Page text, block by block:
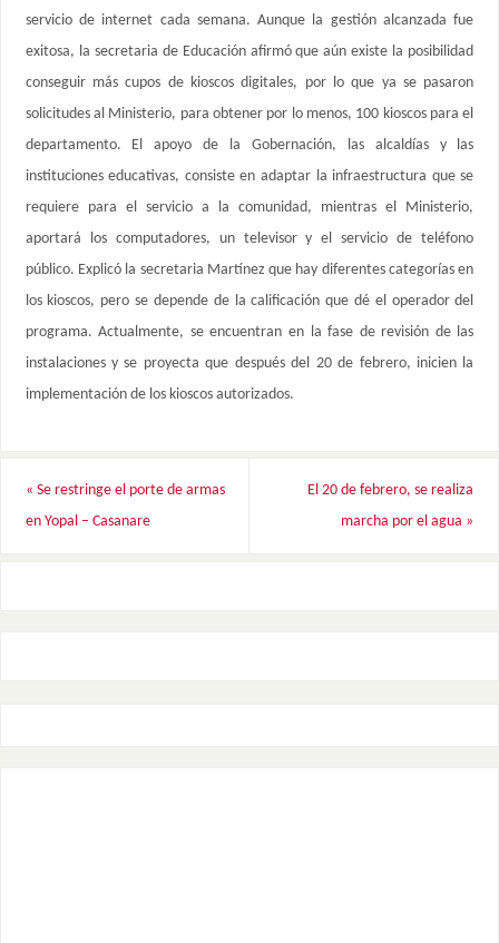
servicio de internet cada semana. Aunque la gestión alcanzada fue
exitosa, la secretaria de Educación afirmó que aún existe la posibilidad
conseguir más cupos de kioscos digitales, por lo que ya se pasaron
solicitudes al Ministerio, para obtener por lo menos, 100 kioscos para el
departamento. El apoyo de la Gobernación, las alcaldías y las
instituciones educativas, consiste en adaptar la infraestructura que se
requiere para el servicio a la comunidad, mientras el Ministerio,
aportará los computadores, un televisor y el servicio de teléfono
público. Explicó la secretaria Martínez que hay diferentes categorías en
los kioscos, pero se depende de la calificación que dé el operador del
programa. Actualmente, se encuentran en la fase de revisión de las
instalaciones y se proyecta que después del 20 de febrero, inicien la
implementación de los kioscos autorizados.
« Se restringe el porte de armas
en Yopal – Casanare
El 20 de febrero, se realiza
marcha por el agua »